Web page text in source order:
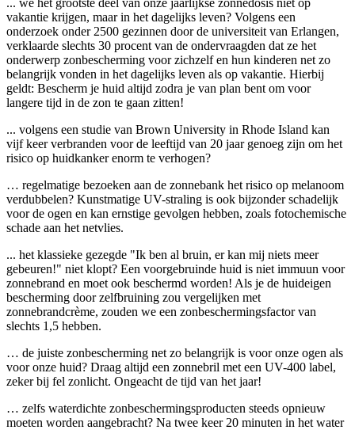
vakantie krijgen, maar in het dagelijks leven? Volgens een
onderzoek onder 2500 gezinnen door de universiteit van Erlangen,
verklaarde slechts 30 procent van de ondervraagden dat ze het
onderwerp zonbescherming voor zichzelf en hun kinderen net zo
belangrijk vonden in het dagelijks leven als op vakantie. Hierbij
geldt: Bescherm je huid altijd zodra je van plan bent om voor
langere tijd in de zon te gaan zitten!
... volgens een studie van Brown University in Rhode Island kan
vijf keer verbranden voor de leeftijd van 20 jaar genoeg zijn om het
risico op huidkanker enorm te verhogen?
… regelmatige bezoeken aan de zonnebank het risico op melanoom
verdubbelen? Kunstmatige UV-straling is ook bijzonder schadelijk
voor de ogen en kan ernstige gevolgen hebben, zoals fotochemische
schade aan het netvlies.
... het klassieke gezegde "Ik ben al bruin, er kan mij niets meer
gebeuren!" niet klopt? Een voorgebruinde huid is niet immuun voor
zonnebrand en moet ook beschermd worden! Als je de huideigen
bescherming door zelfbruining zou vergelijken met
zonnebrandcrème, zouden we een zonbeschermingsfactor van
slechts 1,5 hebben.
… de juiste zonbescherming net zo belangrijk is voor onze ogen als
voor onze huid? Draag altijd een zonnebril met een UV-400 label,
zeker bij fel zonlicht. Ongeacht de tijd van het jaar!
… zelfs waterdichte zonbeschermingsproducten steeds opnieuw
moeten worden aangebracht? Na twee keer 20 minuten in het water